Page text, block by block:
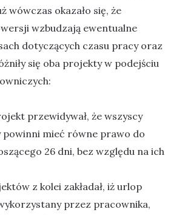
wówczas okazało się, że
wzbudzają ewentualne
dotyczących czasu pracy oraz
się oba projekty w podejściu
przewidywał, że wszyscy
mieć równe prawo do
26 dni, bez względu na ich
z kolei zakładał, iż urlop
przez pracownika,